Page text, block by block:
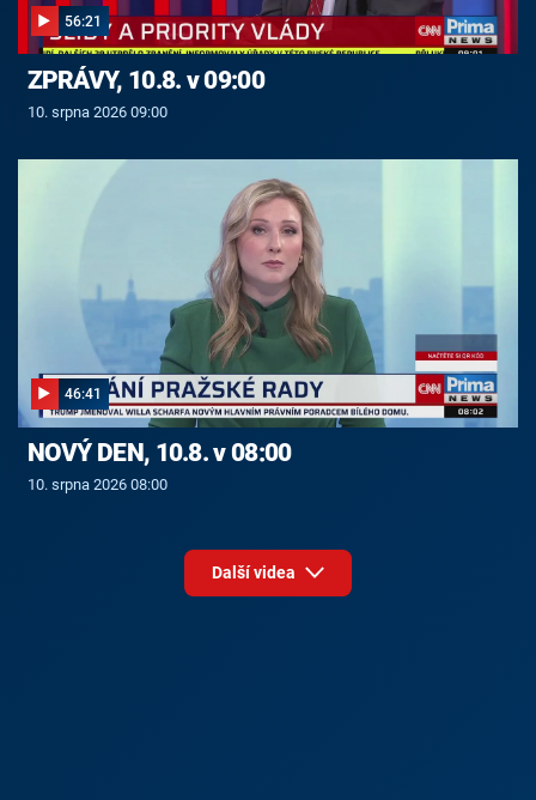
56:21
ZPRÁVY, 10.8. v 09:00
10. srpna 2026 09:00
46:41
NOVÝ DEN, 10.8. v 08:00
10. srpna 2026 08:00
Další videa